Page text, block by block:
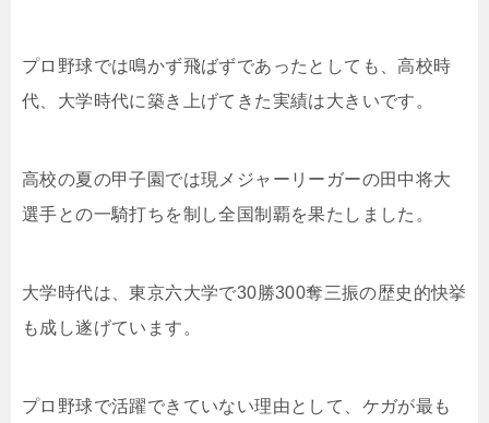
プロ野球では鳴かず飛ばずであったとしても、高校時
代、大学時代に築き上げてきた実績は大きいです。
高校の夏の甲子園では現メジャーリーガーの田中将大
選手との一騎打ちを制し全国制覇を果たしました。
大学時代は、東京六大学で30勝300奪三振の歴史的快挙
も成し遂げています。
プロ野球で活躍できていない理由として、ケガが最も